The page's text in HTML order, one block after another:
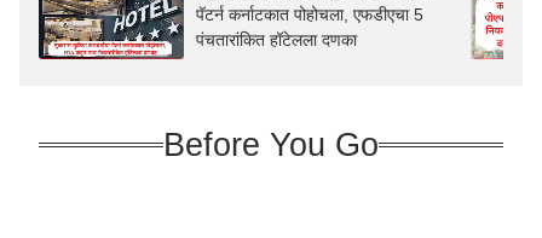
पॅटर्न कर्नाटकात पोहोचला, एफडीएचा 5
पंचतारांकित हॉटेलला दणका
Before You Go